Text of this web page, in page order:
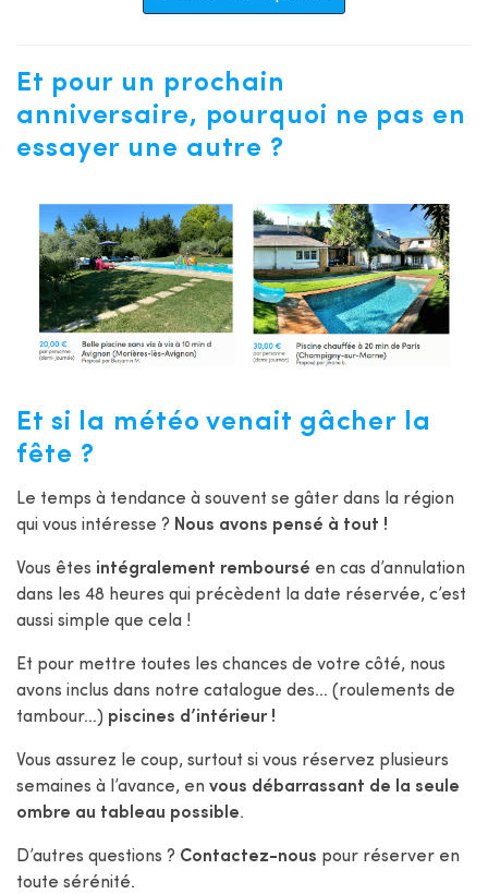
Et pour un prochain
anniversaire, pourquoi ne pas en
essayer une autre ?
Et si la météo venait gâcher la
fête ?
Le temps à tendance à souvent se gâter dans la région
qui vous intéresse ? Nous avons pensé à tout !
Vous êtes intégralement remboursé en cas d’annulation
dans les 48 heures qui précèdent la date réservée, c’est
aussi simple que cela !
Et pour mettre toutes les chances de votre côté, nous
avons inclus dans notre catalogue des… (roulements de
tambour…) piscines d’intérieur !
Vous assurez le coup, surtout si vous réservez plusieurs
semaines à l’avance, en vous débarrassant de la seule
ombre au tableau possible.
D’autres questions ? Contactez-nous pour réserver en
toute sérénité.